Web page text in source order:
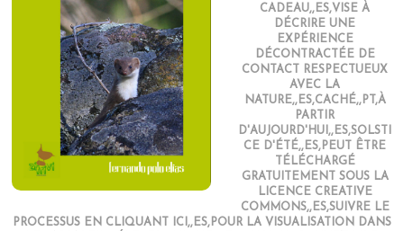
CADEAU,,ES,VISE À
DÉCRIRE UNE
EXPÉRIENCE
DÉCONTRACTÉE DE
CONTACT RESPECTUEUX
AVEC LA
NATURE,,ES,CACHÉ,,PT,À
PARTIR
D'AUJOURD'HUI,,ES,SOLSTI
CE D'ÉTÉ,,ES,PEUT ÊTRE
TÉLÉCHARGÉ
GRATUITEMENT SOUS LA
LICENCE CREATIVE
COMMONS,,ES,SUIVRE LE
PROCESSUS EN CLIQUANT ICI,,ES,POUR LA VISUALISATION DANS